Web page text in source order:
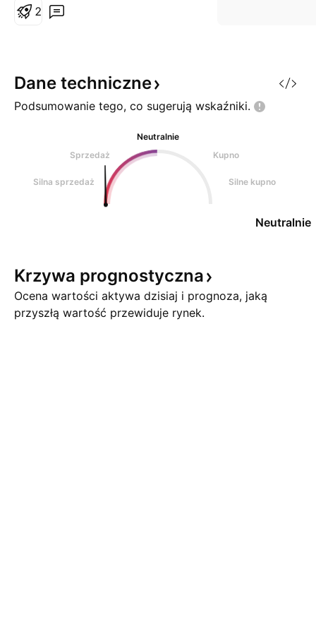
zmienność wróci i korektę w
2
Dane techniczne
Podsumowanie tego, co sugerują wskaźniki.
Neutralnie
Sprzedaż
Kupno
Silna sprzedaż Silne kupno
Neutralnie
Krzywa prognostyczna
Ocena wartości aktywa dzisiaj i prognoza, jaką
przyszłą wartość przewiduje rynek.